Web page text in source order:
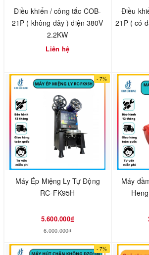
Điều khiển / công tắc COB-
21P ( không dây ) điện 380V
2.2KW
Liên hệ
Điều
21P ( có
- 7%
Máy Ép Miệng Ly Tự Động
RC-FK95H
5.600.000₫
6.000.000₫
Máy
- 7%